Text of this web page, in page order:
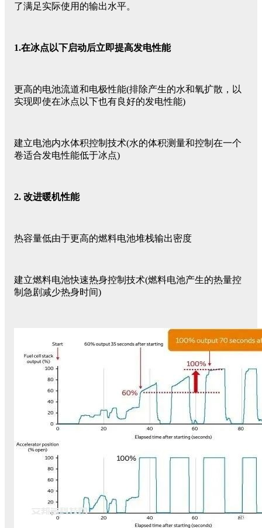
了满足实际使用的输出水平。
1.在冰点以下启动后立即提高发电性能
更高的电池流道和电极性能(排除产生的水和氧扩散，以
实现即使在冰点以下也有良好的发电性能)
建立电池内水体积控制技术(水的体积测量和控制在一个
卷适合发电性能低于冰点)
2. 改进暖机性能
热容量低由于更高的燃料电池堆栈输出密度
建立燃料电池快速热身控制技术(燃料电池产生的热量控
制急剧减少热身时间)